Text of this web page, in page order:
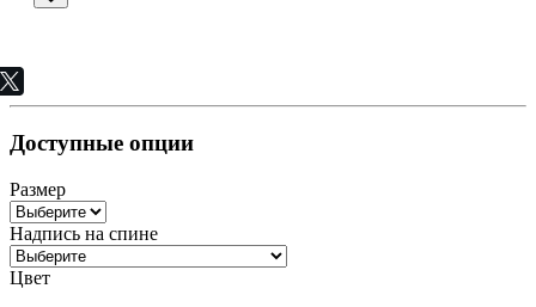
Доступные опции
Размер
Надпись на спине
Цвет